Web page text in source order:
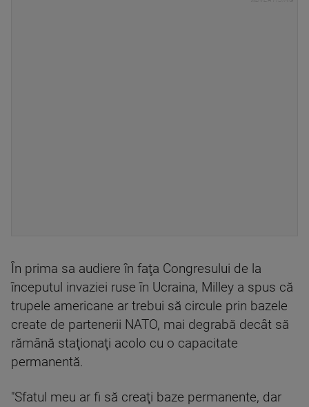
În prima sa audiere în faţa Congresului de la
începutul invaziei ruse în Ucraina, Milley a spus că
trupele americane ar trebui să circule prin bazele
create de partenerii NATO, mai degrabă decât să
rămână staţionaţi acolo cu o capacitate
permanentă.
"Sfatul meu ar fi să creaţi baze permanente, dar